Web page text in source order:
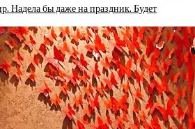
Надела бы даже на праздник. Будет